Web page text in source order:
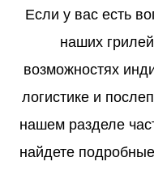
Если у вас есть
наших
возможностях
логистике и
нашем разделе
найдете